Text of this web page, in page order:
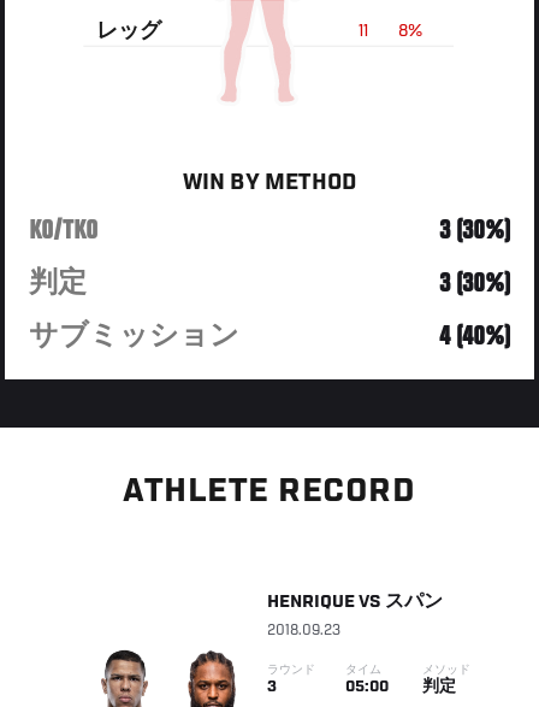
8%
11
レッグ
WIN BY METHOD
KO/TKO
3 (30%)
判定
3 (30%)
サブミッション
4 (40%)
ATHLETE RECORD
HENRIQUE VS スパン
2018.09.23
ラウンド
3
タイム
05:00
メソッド
判定